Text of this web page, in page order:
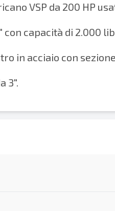
VSP da 200 HP
con capacità di 2.000
in acciaio con
3".